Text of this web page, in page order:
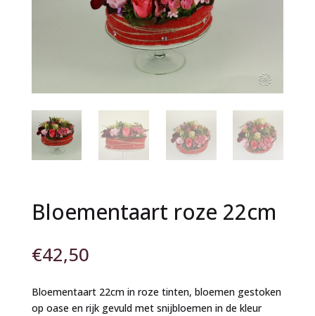
Bloementaart roze 22cm
€42,50
Bloementaart 22cm in roze tinten, bloemen gestoken
op oase en rijk gevuld met snijbloemen in de kleur